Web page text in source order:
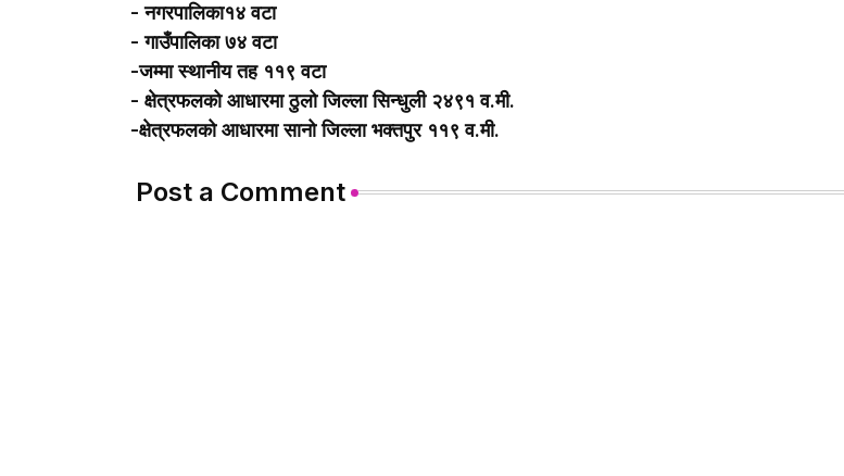
-नगरपालिका१४ वटा
-गाउँपालिका ७४ वटा
-जम्मा स्थानीय तह ११९ वटा
- क्षेत्रफलको आधारमा ठुलो जिल्ला सिन्धुली २४९१ व.मी.
-क्षेत्रफलको आधारमा सानो जिल्ला भक्तपुर ११९ व.मी.
Post a Comment